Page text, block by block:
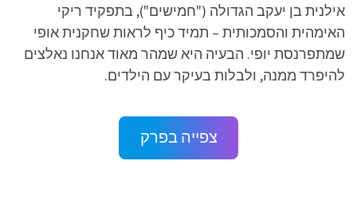
אילנית בן יעקב הגדולה ("חמישים"), בתפקיד ריקי
האימהית והסמכותית – תמיד כיף לראות שחקנית אופי
שמתפרנסת יופי. הבעיה היא שמהר מאוד אנחנו נאלצים
להיפרד ממנה, ולבלות בעיקר עם הילדים.
צפייה בפרק